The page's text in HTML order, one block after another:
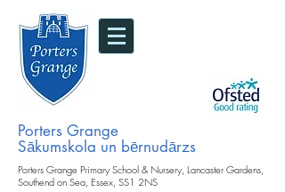
Porters Grange
Sākumskola un bērnudārzs
Porters Grange Primary School & Nursery, Lancaster Gardens,
Southend on Sea, Essex, SS1 2NS